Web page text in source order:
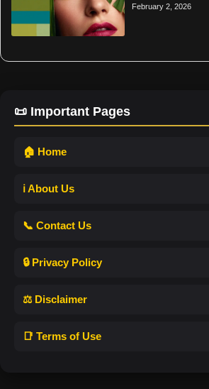
February 2, 2026
📜 Important Pages
🏠 Home
ℹ️ About Us
📞 Contact Us
🔒 Privacy Policy
⚖️ Disclaimer
📑 Terms of Use